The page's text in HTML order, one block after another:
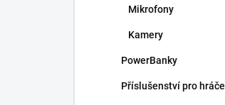
Mikrofony
Kamery
PowerBanky
Příslušenství pro hráče